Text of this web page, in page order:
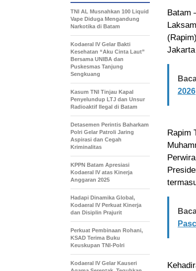
Batam
2026
Rapim
TNI AL Musnahkan 100 Liquid
Vape Diduga Mengandung
Narkotika di Batam
Kodaeral IV Gelar Bakti
Kesehatan “Aku Cinta Laut”
Bersama UNIBA dan
Puskesmas Tanjung
Sengkuang
Kasum TNI Tinjau Kapal
Penyelundup LTJ dan Unsur
Radioaktif Ilegal di Batam
Detasemen Perintis Baharkam
Polri Gelar Patroli Jaring
Aspirasi dan Cegah
Kriminalitas
KPPN Batam Apresiasi
Kodaeral IV atas Kinerja
Anggaran 2025
Hadapi Dinamika Global,
Kodaeral IV Perkuat Kinerja
dan Disiplin Prajurit
Perkuat Pembinaan Rohani,
KSAD Terima Buku
Keuskupan TNI-Polri
Kodaeral IV Gelar Kauseri